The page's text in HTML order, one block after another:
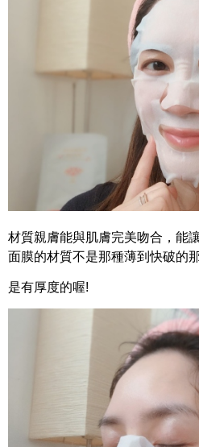
材質親膚能與肌膚完美吻合，能
面膜的材質不是那種薄到快破的
是有厚度的喔!